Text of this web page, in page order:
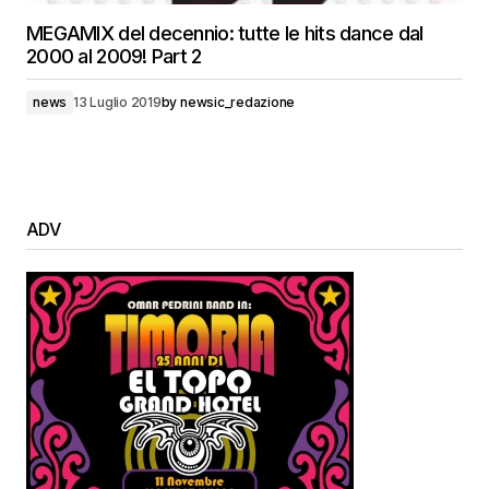
MEGAMIX del decennio: tutte le hits dance dal
2000 al 2009! Part 2
news 13 Luglio 2019by newsic_redazione
ADV